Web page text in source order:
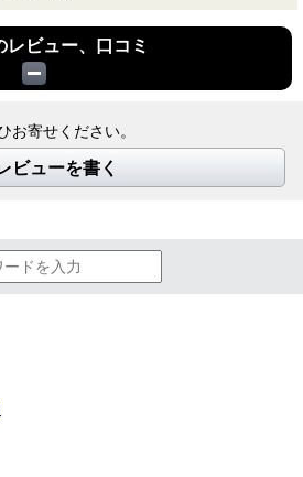
レビュー、口コミ
お寄せください。
ビューを書く